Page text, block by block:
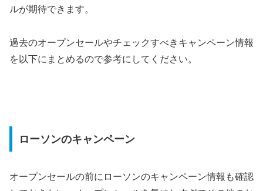
ルが期待できます。
過去のオープンセールやチェックすべきキャンペーン情報
を以下にまとめるので参考にしてください。
ローソンのキャンペーン
オープンセールの前にローソンのキャンペーン情報も確認